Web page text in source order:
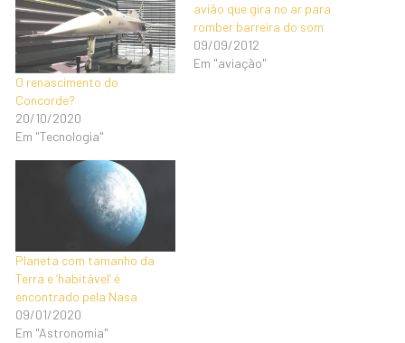
O renascimento do
Concorde?
20/10/2020
Em "Tecnologia"
avião que gira no ar para
romber barreira do som
09/09/2012
Em "aviação"
Planeta com tamanho da
Terra e ‘habitável’ é
encontrado pela Nasa
09/01/2020
Em "Astronomia"